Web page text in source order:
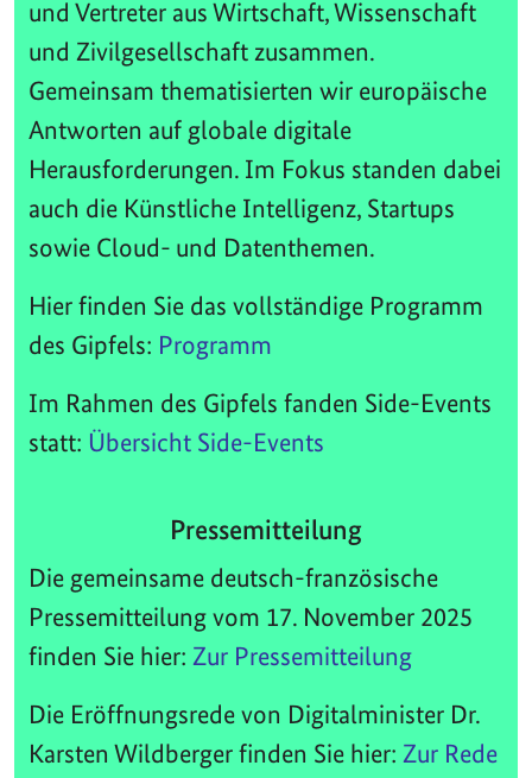
und Vertreter aus Wirtschaft, Wissenschaft
und Zivilgesellschaft zusammen.
Gemeinsam thematisierten wir europäische
Antworten auf globale digitale
Herausforderungen. Im Fokus standen dabei
auch die Künstliche Intelligenz, Startups
sowie Cloud- und Datenthemen.
Hier finden Sie das vollständige Programm
des Gipfels: Programm
Im Rahmen des Gipfels fanden Side-Events
statt: Übersicht Side-Events
Pressemitteilung
Die gemeinsame deutsch-französische
Pressemitteilung vom 17. November 2025
finden Sie hier: Zur Pressemitteilung
Die Eröffnungsrede von Digitalminister Dr.
Karsten Wildberger finden Sie hier: Zur Rede